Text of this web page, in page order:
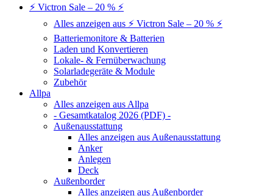
⚡ Victron Sale – 20 % ⚡
Alles anzeigen aus ⚡ Victron Sale – 20 % ⚡
Batteriemonitore & Batterien
Laden und Konvertieren
Lokale- & Fernüberwachung
Solarladegeräte & Module
Zubehör
Allpa
Alles anzeigen aus Allpa
- Gesamtkatalog 2026 (PDF) -
Außenausstattung
Alles anzeigen aus Außenausstattung
Anker
Anlegen
Deck
Außenborder
Alles anzeigen aus Außenborder